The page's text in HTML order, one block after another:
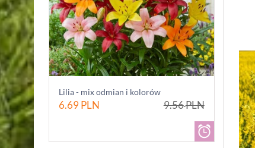
Lilia - mix odmian i kolorów
6.69PLN 9.56PLN